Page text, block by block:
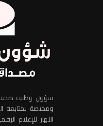
شؤون وطنية
ومختصة بمتابعة
النهار للإعلام